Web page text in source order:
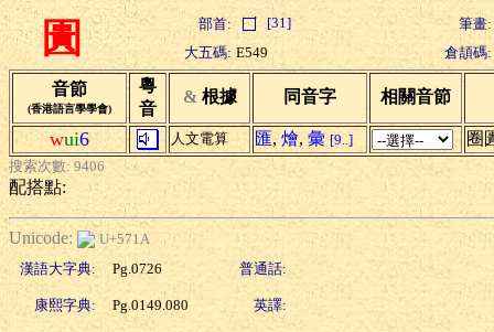
圚 部首: [31]
筆畫:
大五碼: E549 倉頡碼:
音節
(香港語言學學會)
粵
音
& 根據 同音字 相關音節
wui6 人文電算 匯, 燴, 彙 [9..] 圈
搜索次數: 9406
配搭點:
Unicode:
U+571A
漢語大字典:
Pg.0726 普通話:
康熙字典: Pg.0149.080 英譯: